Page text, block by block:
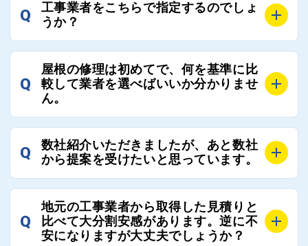
Q
工事業者をこちらで指定するのでしょ
うか？
お客様のご要望をお聞きし、条件に合った工事業者を
最大3社まで選定し、ご紹介いたします。
そのため、お客様に比較する業者を選定いただく必要
Q
屋根の修理は初めてで、何を基準に比
較して業者を選べばいいか分かりませ
ん。
選定基準はお客様によって異なりますが、価格はもち
ろんのこと、実績面や保証面、担当者の人柄や社歴、
し、総合的に判断ください。
また、選定に迷った際などは屋根コネクト事務局へご
連絡いただければ、お客様の屋根修理を全面的にフォ
ローさせていただきます。お気軽にご相談ください。
Q
数社紹介いただきましたが、あと数社
から提案を受けたいと思っています。
全国300社以上の登録業者がございますので、プラス
でご紹介の要望をいただければ、即時屋根コネクトに
て対応させていただきます。お気軽にお申し付けくだ
Q
地元の工事業者から取得した見積りと
比べて大分割安感があります。逆に不
安になりますが大丈夫でしょうか？